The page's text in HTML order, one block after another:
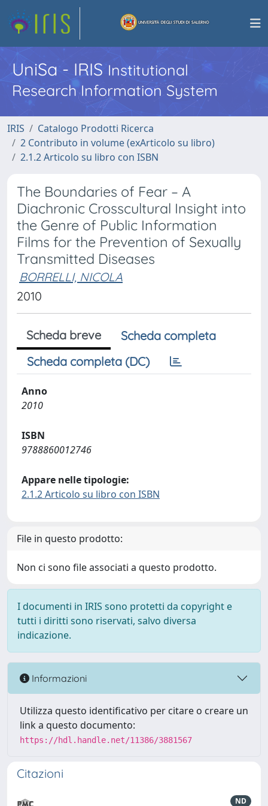
UniSa - IRISInstitutional
Research Information System
IRIS
Catalogo Prodotti Ricerca
2 Contributo in volume (exArticolo su libro)
2.1.2 Articolo su libro con ISBN
The Boundaries of Fear – A
Diachronic Crosscultural Insight into
the Genre of Public Information
Films for the Prevention of Sexually
Transmitted Diseases
BORRELLI, NICOLA
2010
Scheda breve
Scheda completa
Scheda completa (DC)
Anno
2010
ISBN
9788860012746
Appare nelle tipologie:
2.1.2 Articolo su libro con ISBN
File in questo prodotto:
Non ci sono file associati a questo prodotto.
I documenti in IRIS sono protetti da copyright e
tutti i diritti sono riservati, salvo diversa
indicazione.
Informazioni
Utilizza questo identificativo per citare o creare un
link a questo documento:
https://hdl.handle.net/11386/3881567
Citazioni
ND